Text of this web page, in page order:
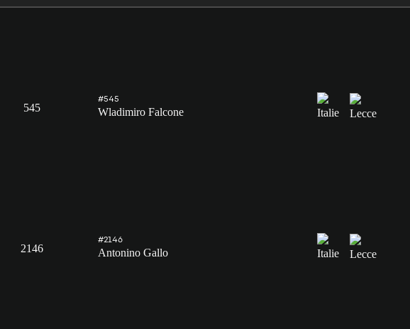
545
#545
Wladimiro Falcone
2146
#2146
Antonino Gallo